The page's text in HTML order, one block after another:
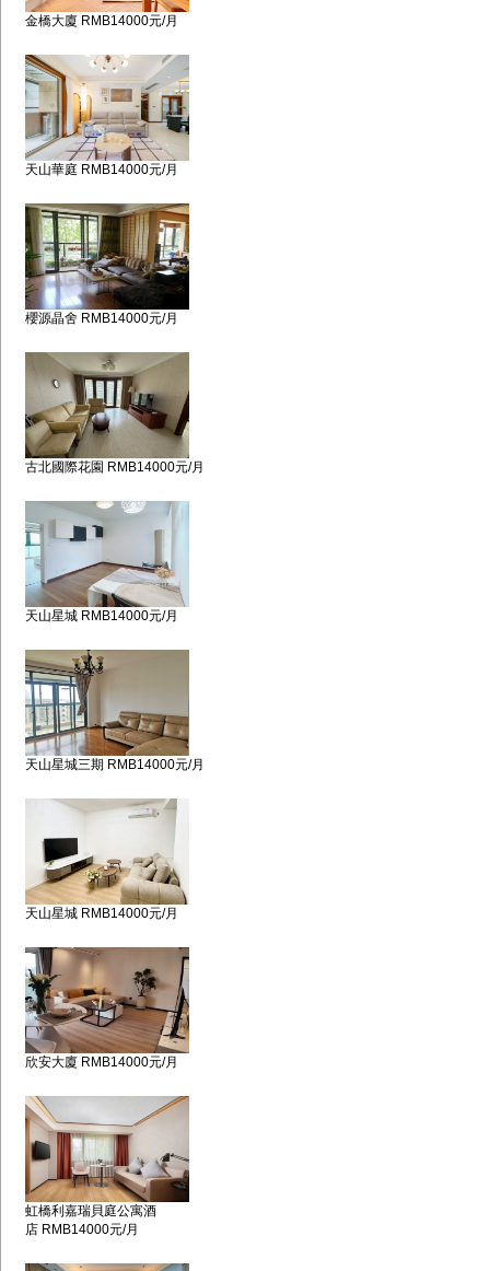
金橋大廈 RMB14000元/月
天山華庭 RMB14000元/月
櫻源晶舍 RMB14000元/月
古北國際花園 RMB14000元/月
天山星城 RMB14000元/月
天山星城三期 RMB14000元/月
天山星城 RMB14000元/月
欣安大廈 RMB14000元/月
虹橋利嘉瑞貝庭公寓酒
店 RMB14000元/月